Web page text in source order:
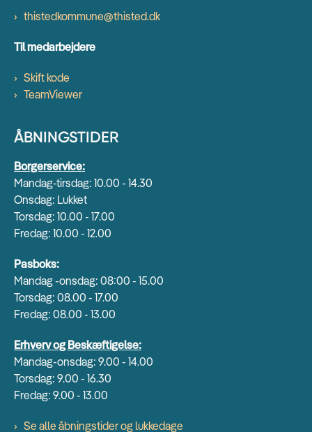
thistedkommune@thisted.dk
Til medarbejdere
Skift kode
TeamViewer
ÅBNINGSTIDER
Borgerservice:
Mandag-tirsdag: 10.00 - 14.30
Onsdag: Lukket
Torsdag: 10.00 - 17.00
Fredag: 10.00 - 12.00
Pasboks:
Mandag -onsdag: 08:00 - 15.00
Torsdag: 08.00 - 17.00
Fredag: 08.00 - 13.00
Erhverv og Beskæftigelse:
Mandag-onsdag: 9.00 - 14.00
Torsdag: 9.00 - 16.30
Fredag: 9.00 - 13.00
Se alle åbningstider og lukkedage